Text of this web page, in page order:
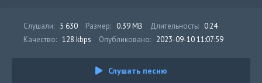
Слушали: 5 630 Размер: 0.39 MB Длительность: 0:24
Качество: 128 kbps Опубликовано: 2023-09-10 11:07:59
Слушать песню